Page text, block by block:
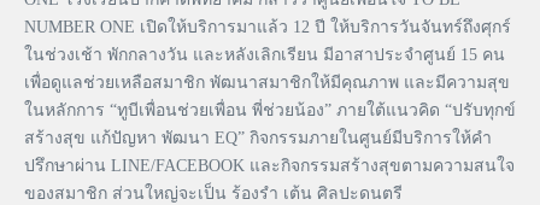
NUMBER ONE เปิดให้บริการมาแล้ว 12 ปี ให้บริการวันจันทร์ถึงศุกร์
ในช่วงเช้า พักกลางวัน และหลังเลิกเรียน มีอาสาประจำศูนย์ 15 คน
เพื่อดูแลช่วยเหลือสมาชิก พัฒนาสมาชิกให้มีคุณภาพ และมีความสุข
ในหลักการ “ทูบีเพื่อนช่วยเพื่อน พี่ช่วยน้อง” ภายใต้แนวคิด “ปรับทุกข์
สร้างสุข แก้ปัญหา พัฒนา EQ” กิจกรรมภายในศูนย์มีบริการให้คำ
ปรึกษาผ่าน LINE/FACEBOOK และกิจกรรมสร้างสุขตามความสนใจ
ของสมาชิก ส่วนใหญ่จะเป็น ร้องรำ เต้น ศิลปะดนตรี